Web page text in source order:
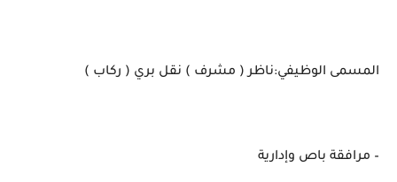
المسمى الوظيفي:ناظر ( مشرف ) نقل بري ( ركاب )
– مرافقة باص وإدارية